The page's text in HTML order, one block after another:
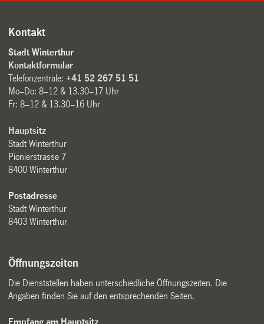
Kontakt
Stadt Winterthur
Kontaktformular
Telefonzentrale:+41 52 267 51 51
Mo–Do: 8–12 & 13.30–17 Uhr
Fr: 8–12 & 13.30–16 Uhr
Hauptsitz
Stadt Winterthur
Pionierstrasse 7
8400 Winterthur
Postadresse
Stadt Winterthur
8403 Winterthur
Öffnungszeiten
Die Dienststellen haben unterschiedliche Öffnungszeiten. Die
Angaben finden Sie auf den entsprechenden Seiten.
Empfang am Hauptsitz